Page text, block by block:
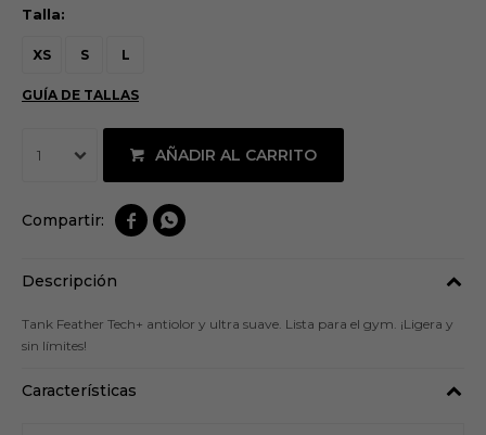
Talla:
XS S L
GUÍA DE TALLAS
1 AÑADIR AL CARRITO
 
Descripción
Tank Feather Tech+ antiolor y ultra suave. Lista para el gym. ¡Ligera y
sin límites!
Características